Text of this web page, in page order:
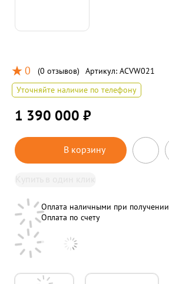
0 (0 отзывов) Артикул: ACVW021
Уточняйте наличие по телефону
1 390 000 ₽
В корзину
Оплата наличными при получении
Оплата по счету